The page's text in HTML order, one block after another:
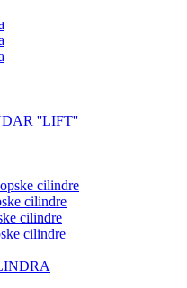
''LIFT''
cilindre
cilindre
cilindre
cilindre